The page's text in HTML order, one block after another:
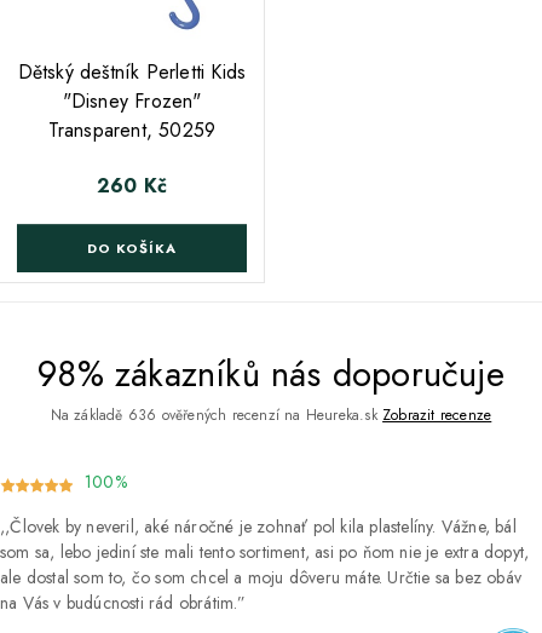
Dětský deštník Perletti Kids
"Disney Frozen"
Transparent, 50259
Cena
260 Kč
DO KOŠÍKA
98% zákazníků nás doporučuje
Na základě 636 ověřených recenzí na Heureka.sk Zobrazit recenze
100%
Človek by neveril, aké náročné je zohnať pol kila plastelíny. Vážne, bál
som sa, lebo jediní ste mali tento sortiment, asi po ňom nie je extra dopyt,
ale dostal som to, čo som chcel a moju dôveru máte. Určtie sa bez obáv
na Vás v budúcnosti rád obrátim.